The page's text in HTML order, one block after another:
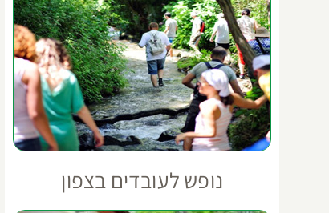
נופש לעובדים בצפון